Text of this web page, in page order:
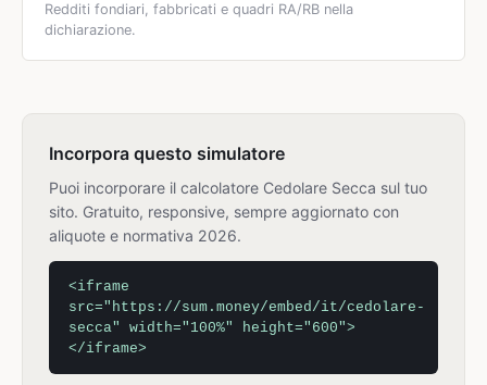
Redditi fondiari, fabbricati e quadri RA/RB nella
dichiarazione.
Incorpora questo simulatore
Puoi incorporare il calcolatore Cedolare Secca sul tuo
sito. Gratuito, responsive, sempre aggiornato con
aliquote e normativa 2026.
<iframe
src="https://sum.money/embed/it/cedolare-
secca" width="100%" height="600">
</iframe>